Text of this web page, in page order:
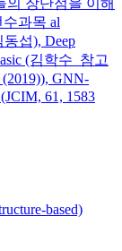
의 장단점을 이해
과목 al
동섭), Deep
(김학수 참고
GNN-
61, 1583